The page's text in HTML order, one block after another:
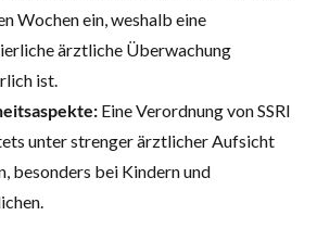
Wochen ein, weshalb eine
ärztliche Überwachung
ist.
Eine Verordnung von SSRI
unter strenger ärztlicher Aufsicht
besonders bei Kindern und